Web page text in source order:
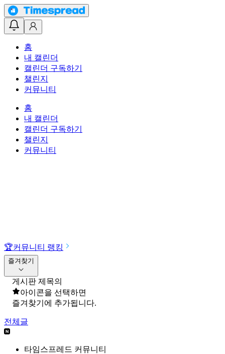
홈
내 캘린더
캘린더 구독하기
챌린지
커뮤니티
홈
내 캘린더
캘린더 구독하기
챌린지
커뮤니티
🏆커뮤니티 랭킹
즐겨찾기
게시판 제목의
아이콘을 선택하면
즐겨찾기에 추가됩니다.
전체글
타임스프레드 커뮤니티